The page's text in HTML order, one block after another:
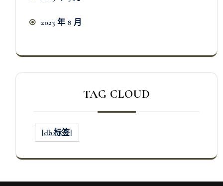
2023 年 8 月
TAG CLOUD
[db:标签]